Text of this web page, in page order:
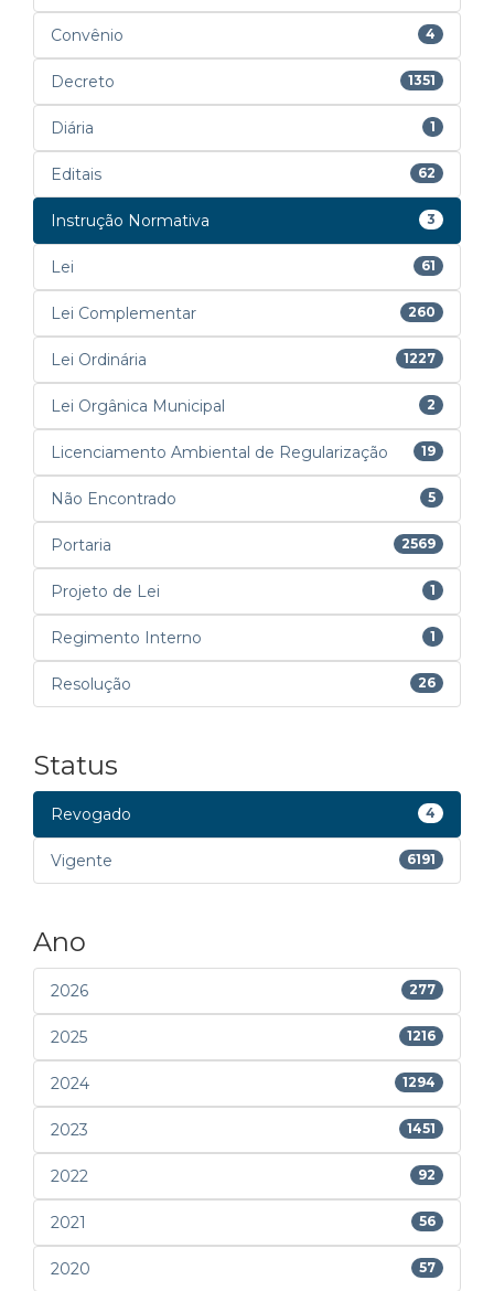
Convênio 4
Decreto 1351
Diária 1
Editais 62
Instrução Normativa 3
Lei 61
Lei Complementar 260
Lei Ordinária 1227
Lei Orgânica Municipal 2
Licenciamento Ambiental de Regularização 19
Não Encontrado 5
Portaria 2569
Projeto de Lei 1
Regimento Interno 1
Resolução 26
Status
Revogado 4
Vigente 6191
Ano
2026 277
2025 1216
2024 1294
2023 1451
2022 92
2021 56
2020 57